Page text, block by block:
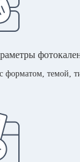
форматом, темой,